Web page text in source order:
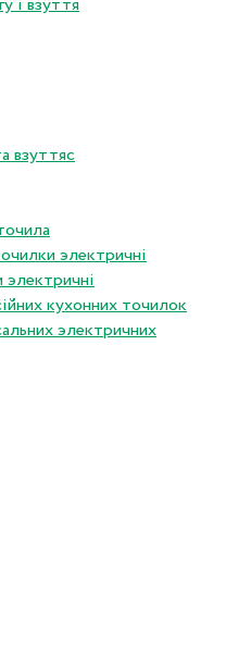
і взуття
взуттяс
электричнi
электричнi
кухонних точилок
электричних